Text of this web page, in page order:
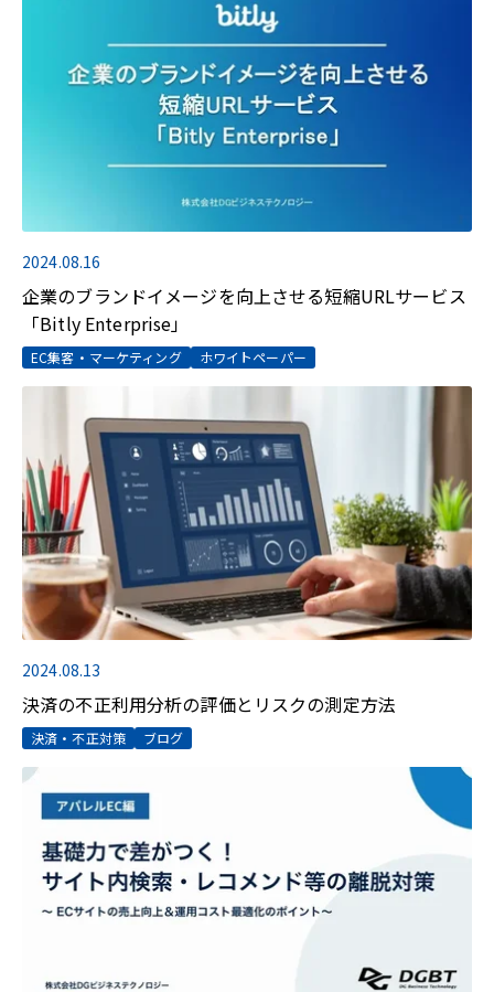
2024.08.16
企業のブランドイメージを向上させる短縮URLサービス
「Bitly Enterprise」
EC集客・マーケティング ホワイトペーパー
2024.08.13
決済の不正利用分析の評価とリスクの測定方法
決済・不正対策 ブログ